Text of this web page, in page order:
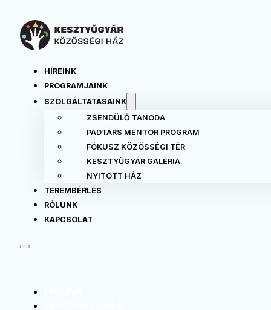
HÍREINK
PROGRAMJAINK
SZOLGÁLTATÁSAINK
ZSENDÜLŐ TANODA
PADTÁRS MENTOR PROGRAM
FÓKUSZ KÖZÖSSÉGI TÉR
KESZTYŰGYÁR GALÉRIA
NYITOTT HÁZ
TEREMBÉRLÉS
RÓLUNK
KAPCSOLAT